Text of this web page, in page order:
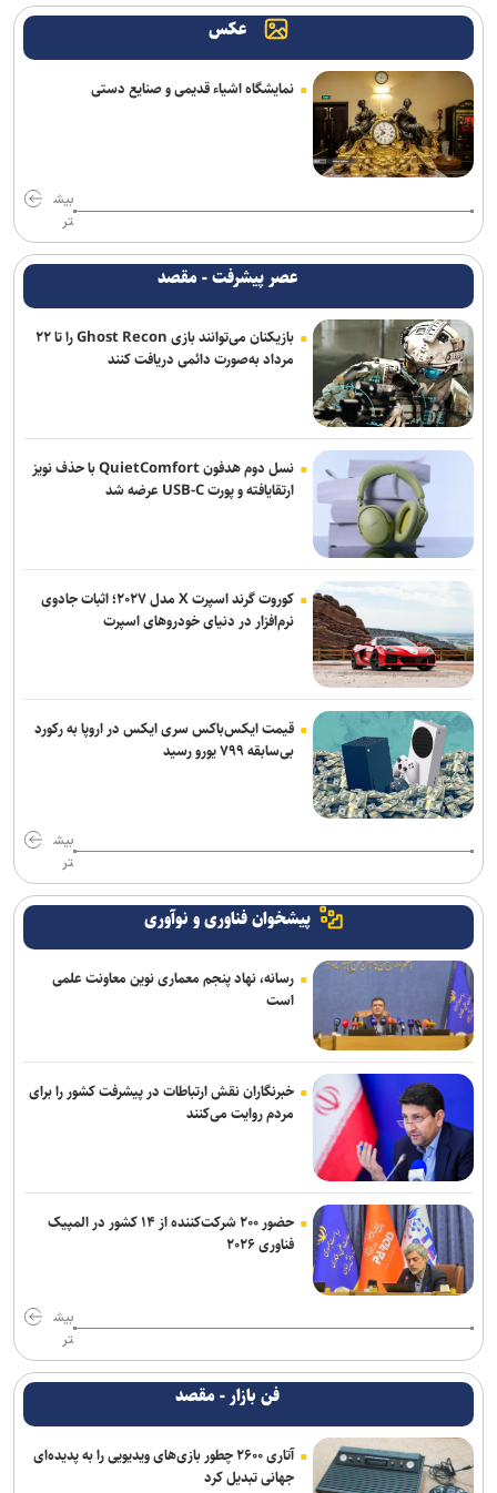
شکایت نیومکزیکو از وزارت دادگستری آمریکا برای دریافت اسناد پرونده
فرانسه: شمار کشته‌های حمله موشکی ارتش یمن به نیرو‌های وابسته به
ائتلاف سعودی به ۵۸ نفر رسید
انفجار‌های پیاپی در پایگاه‌های نیرو‌های وابسته به ائتلاف سعودی در مأرب
و حضرموت
ترامپ درخواست زلنسکی برای موشک‌های پاتریوت را رد کرد: آمریکا به این
تسلیحات نیاز دارد
العامری خواستار تعویق واکنش گروه‌های مقاومت عراق به حملات
عربستان شد
گذشته به صفر رسید
ائتلاف سعودی از زخمی شدن ۱۱ نفر در نجران خبر داد؛ یمن از کشته
شدن ۵۸ نیروی وابسته به دولت مستعفی خبر داد
مهاجرانی: آذربایجان کتاب گشوده تاریخ ایران و مدرسه آزادگی و تمدن
است
عکس
نمایشگاه اشیاء قدیمی و صنایع دستی
بیش
تر
عصر پیشرفت - مقصد
بازیکنان می‌توانند بازی Ghost Recon را تا ۲۲
مرداد به‌صورت دائمی دریافت کنند
نسل دوم هدفون QuietComfort با حذف نویز
ارتقایافته و پورت USB-C عرضه شد
کوروت گرند اسپرت X مدل ۲۰۲۷؛ اثبات جادوی
نرم‌افزار در دنیای خودروهای اسپرت
قیمت ایکس‌باکس سری ایکس در اروپا به رکورد
بی‌سابقه ۷۹۹ یورو رسید
بیش
تر
پیشخوان فناوری و نوآوری
رسانه، نهاد پنجم معماری نوین معاونت علمی
است
خبرنگاران نقش ارتباطات در پیشرفت کشور را برای
مردم روایت می‌کنند
حضور ۲۰۰ شرکت‌کننده از ۱۴ کشور در المپیک
فناوری ۲۰۲۶
بیش
تر
فن بازار - مقصد
آتاری ۲۶۰۰ چطور بازی‌های ویدیویی را به پدیده‌ای
جهانی تبدیل کرد